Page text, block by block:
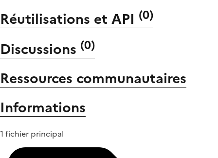
Réutilisations et API (0)
Discussions (0)
Ressources communautaires
Informations
1 fichier principal